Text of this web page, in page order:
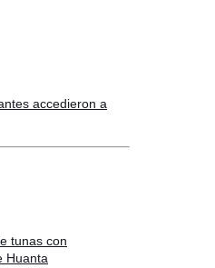
accedieron a
tunas con
Huanta